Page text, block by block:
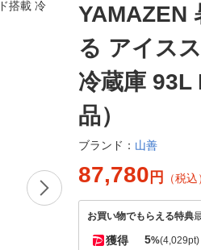
YAMAZEN
る アイス
冷蔵庫 93L
品）
ブランド： 山善
87,780 円 （税込
お買い物でもらえる特典
獲得 5%(4,029pt)